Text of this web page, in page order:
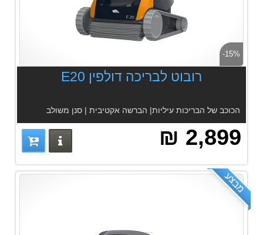
-15%
רובוט לבריכה דולפין E20
הכוכב של הבריכות עיליות| הברשה אקטיבית | סנן משולב
2,899 ₪ פרטים
מבצע